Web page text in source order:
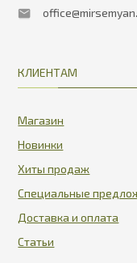
КЛИЕНТАМ
Магазин
Новинки
Хиты продаж
Специальные
Доставка и оплата
Статьи